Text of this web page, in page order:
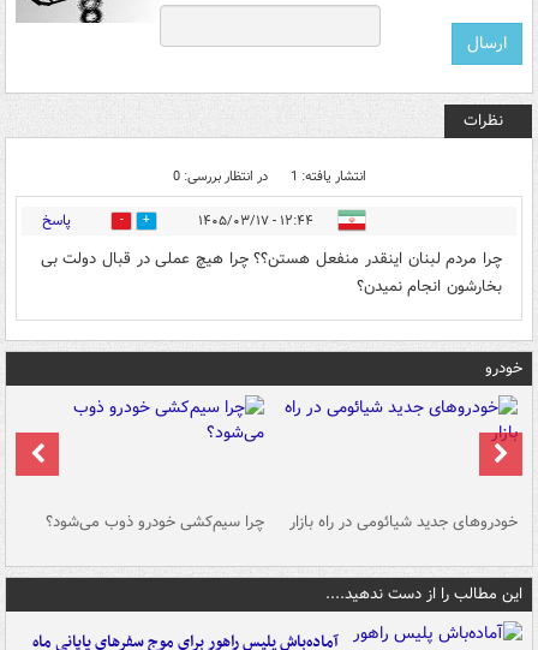
نظرات
انتشار یافته: 1 در انتظار بررسی: 0
۱۲:۴۴ - ۱۴۰۵/۰۳/۱۷ 0 پاسخ
چرا مردم لبنان اینقدر منفعل هستن؟؟ چرا هیچ عملی در قبال دولت بی
بخارشون انجام نمیدن؟
خودرو
خودروهای جدید شیائومی در راه بازار چرا سیم‌کشی خودرو ذوب می‌شود؟
این مطالب را از دست ندهید....
آماده‌باش پلیس راهور برای موج سفرهای پایانی ماه